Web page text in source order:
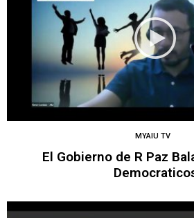
MYAIU TV
El Gobierno de R Paz